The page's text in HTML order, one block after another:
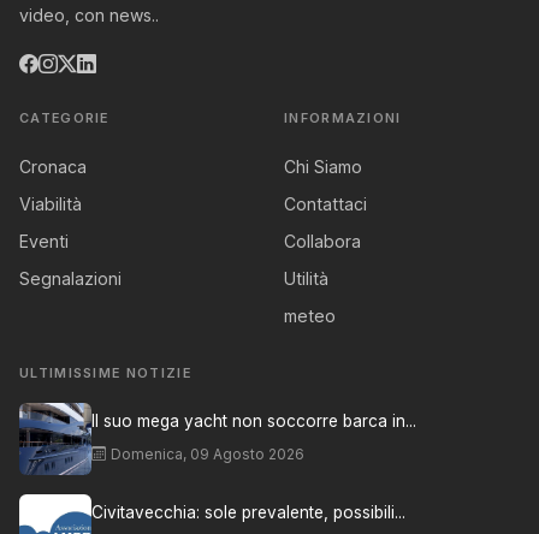
video, con news..
CATEGORIE
Cronaca
Viabilità
Eventi
Segnalazioni
INFORMAZIONI
Chi Siamo
Contattaci
Collabora
Utilità
meteo
ULTIMISSIME NOTIZIE
Il suo mega yacht non soccorre barca in...
Domenica, 09 Agosto 2026
Civitavecchia: sole prevalente, possibili...